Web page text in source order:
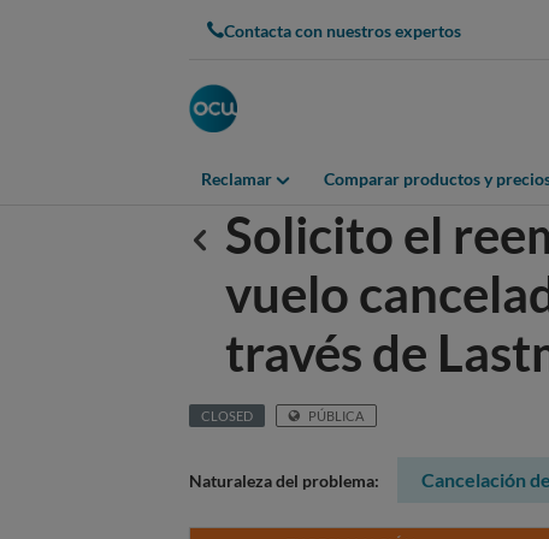
Contacta con nuestros expertos
Reclamar Comparar productos y
Anterior
Solicito el
vuelo
través de
CLOSED PÚBLICA
Naturaleza del problema: Cancelación